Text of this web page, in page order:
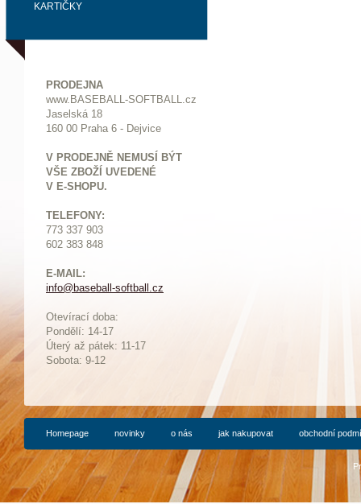
KARTIČKY
PRODEJNA
www.BASEBALL-SOFTBALL.cz
Jaselská 18
160 00 Praha 6 - Dejvice
V PRODEJNĚ NEMUSÍ BÝT
VŠE ZBOŽÍ UVEDENÉ
V E-SHOPU.
TELEFONY:
773 337 903
602 383 848
E-MAIL:
info@baseball-softball.cz
Otevírací doba:
Pondělí: 14-17
Úterý až pátek: 11-17
Sobota: 9-12
Homepage novinky o nás jak nakupovat obchodní